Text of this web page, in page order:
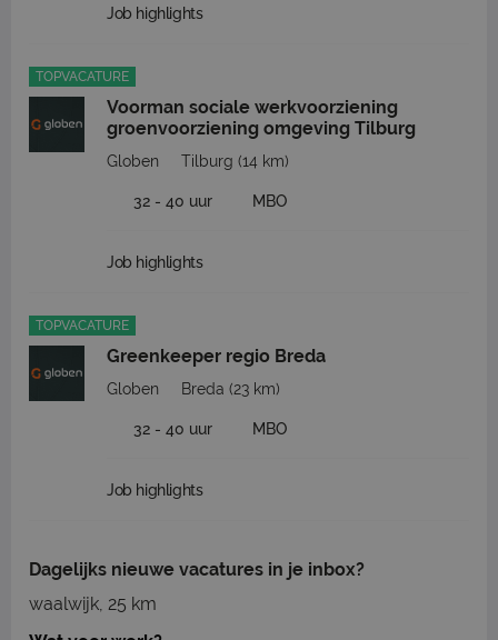
Job highlights
TOPVACATURE
Voorman sociale werkvoorziening
groenvoorziening omgeving Tilburg
Globen Tilburg (14 km)
32 - 40 uur MBO
Job highlights
TOPVACATURE
Greenkeeper regio Breda
Globen Breda (23 km)
32 - 40 uur MBO
Job highlights
Dagelijks nieuwe vacatures in je inbox?
waalwijk, 25 km